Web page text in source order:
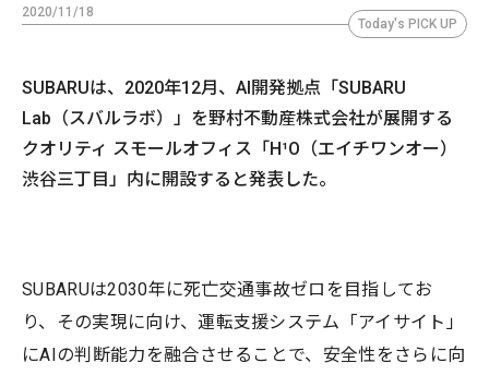
2020/11/18
Today's PICK UP
SUBARUは、2020年12月、AI開発拠点「SUBARU
Lab（スバルラボ）」を野村不動産株式会社が展開する
クオリティ スモールオフィス「H¹O（エイチワンオー）
渋谷三丁目」内に開設すると発表した。
SUBARUは2030年に死亡交通事故ゼロを目指してお
り、その実現に向け、運転支援システム「アイサイト」
にAIの判断能力を融合させることで、安全性をさらに向